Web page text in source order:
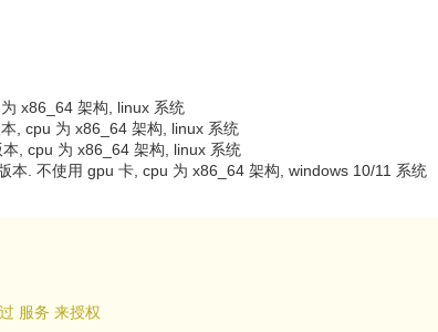
x86_64 架构, linux 系统
, cpu 为 x86_64 架构, linux 系统
, cpu 为 x86_64 架构, linux 系统
本. 不使用 gpu 卡, cpu 为 x86_64 架构, windows 10/11 系统
服务 来授权